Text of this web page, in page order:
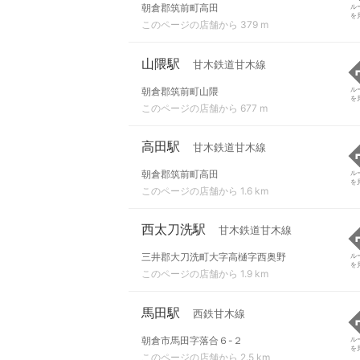
朝倉郡筑前町高田
このページの店舗から 379 m
ル
を
山隈駅 甘木鉄道甘木線
朝倉郡筑前町山隈
このページの店舗から 677 m
ル
を
高田駅 甘木鉄道甘木線
朝倉郡筑前町高田
このページの店舗から 1.6 km
ル
を
西太刀洗駅 甘木鉄道甘木線
三井郡大刀洗町大字高樋字西奥野
このページの店舗から 1.9 km
ル
を
馬田駅 西鉄甘木線
朝倉市馬田字落合６-２
このページの店舗から 2.5 km
ル
を